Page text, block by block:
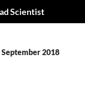
Scientist
2018